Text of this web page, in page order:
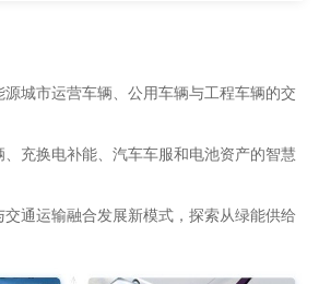
市运营车辆、公用车辆与工程车辆的交
换电补能、汽车车服和电池资产的智慧
运输融合发展新模式，探索从绿能供给